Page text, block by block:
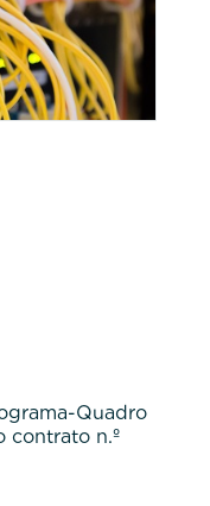
Quadro
contrato n.º